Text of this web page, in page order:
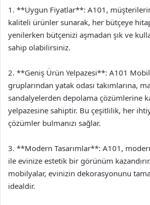
1. **Uygun Fiyatlar**: A101,
kaliteli ürünler sunarak, her bütçeye
yenilerken bütçenizi aşmadan şık ve
sahip olabilirsiniz.
2. **Geniş Ürün Yelpazesi**: A101
gruplarından yatak odası takımlarına,
sandalyelerden depolama çözümlerine
yelpazesine sahiptir. Bu çeşitlilik, her
çözümler bulmanızı sağlar.
3. **Modern Tasarımlar**: A101,
ile evinize estetik bir görünüm
mobilyalar, evinizin dekorasyonunu
idealdir.